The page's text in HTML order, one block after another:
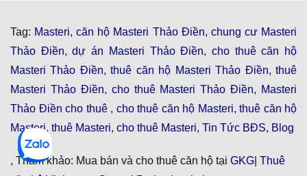
Tag: Masteri,căn hộ Masteri Thảo Điền, chung cư Masteri
Thảo Điền,dự án Masteri Thảo Điền, cho thuê căn hộ
Masteri Thảo Điền,thuê căn hộ Masteri Thảo Điền,thuê
Masteri Thảo Điền, cho thuê Masteri Thảo Điền, Masteri
Thảo Điền cho thuê , cho thuê căn hộ Masteri, thuê căn hộ
Masteri, thuê Masteri, cho thuê Masteri, Tin Tức BĐS, Blog
, Tham khảo: Mua bán và cho thuê căn hộ tại GKG Thuê